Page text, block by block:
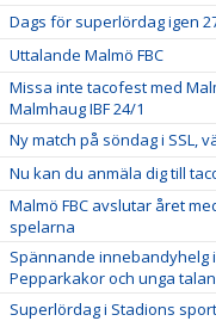
Dags för superlördag igen
Uttalande Malmö FBC
Missa inte tacofest med
Malmhaug IBF 24/1
Ny match på söndag i SSL,
Nu kan du anmäla dig till
Malmö FBC avslutar året
spelarna
Spännande innebandyhelg
Pepparkakor och unga
Superlördag i Stadions